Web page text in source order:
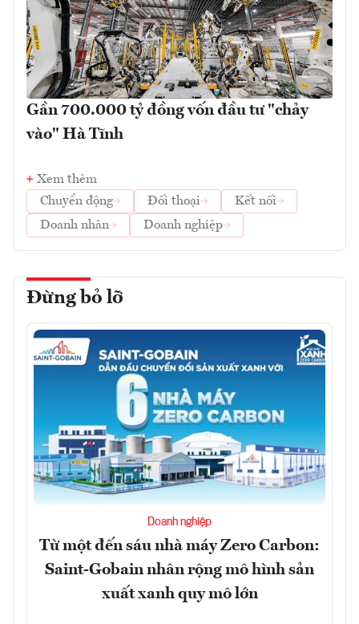
Gần 700.000 tỷ đồng vốn đầu tư "chảy
vào" Hà Tĩnh
Xem thêm
Chuyển động
Đối thoại
Kết nối
Doanh nhân
Doanh nghiệp
Đừng bỏ lỡ
Doanh nghiệp
Từ một đến sáu nhà máy Zero Carbon:
Saint-Gobain nhân rộng mô hình sản
xuất xanh quy mô lớn